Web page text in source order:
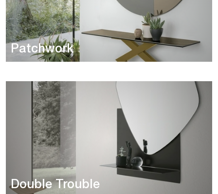
Patchwork
Double Trouble